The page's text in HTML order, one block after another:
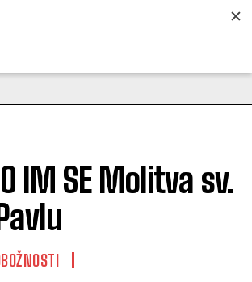
BUDITE
IM SE Molitva sv.